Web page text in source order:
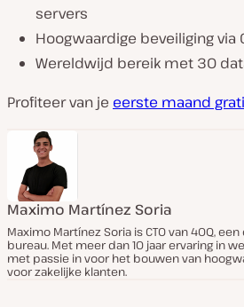
servers
Hoogwaardige beveiliging via
Wereldwijd bereik met 30
Profiteer van je eerste maand
Maximo Martínez Soria
Maximo Martínez Soria is CTO van 40Q,
bureau. Met meer dan 10 jaar ervaring in
met passie in voor het bouwen van
voor zakelijke klanten.